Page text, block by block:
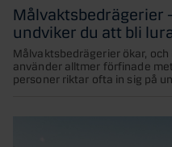
Målvaktsbedrägerier
undviker du att bli
Målvaktsbedrägerier ökar,
använder alltmer förfinade
personer riktar ofta in sig på